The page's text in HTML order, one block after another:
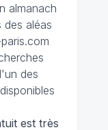
almanach
des aléas
des
est très